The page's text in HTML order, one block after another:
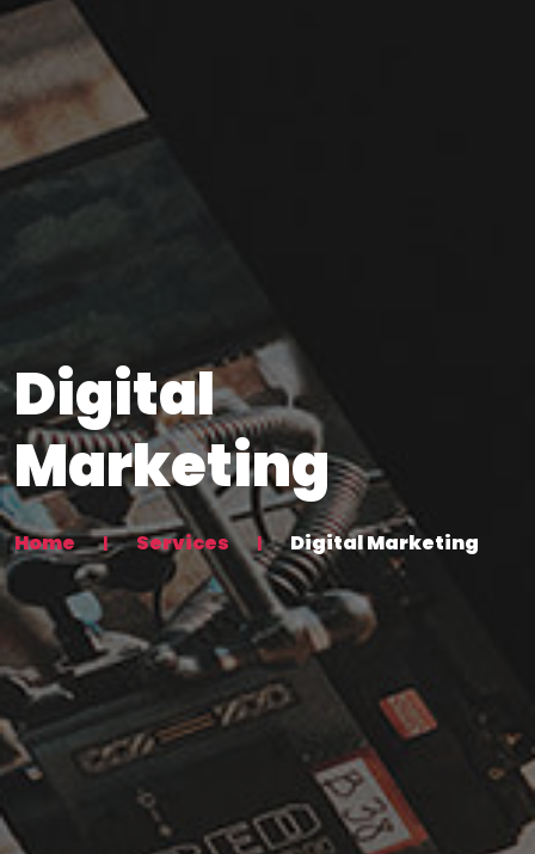
Digital
Marketing
Home Services Digital Marketing